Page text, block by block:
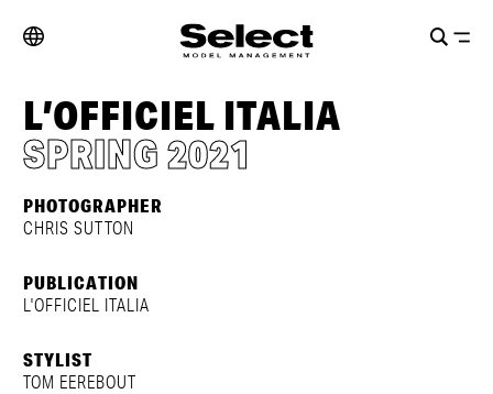
L’OFFICIEL ITALIA
SPRING 2021
PHOTOGRAPHER
CHRIS SUTTON
PUBLICATION
L'OFFICIEL ITALIA
STYLIST
TOM EEREBOUT